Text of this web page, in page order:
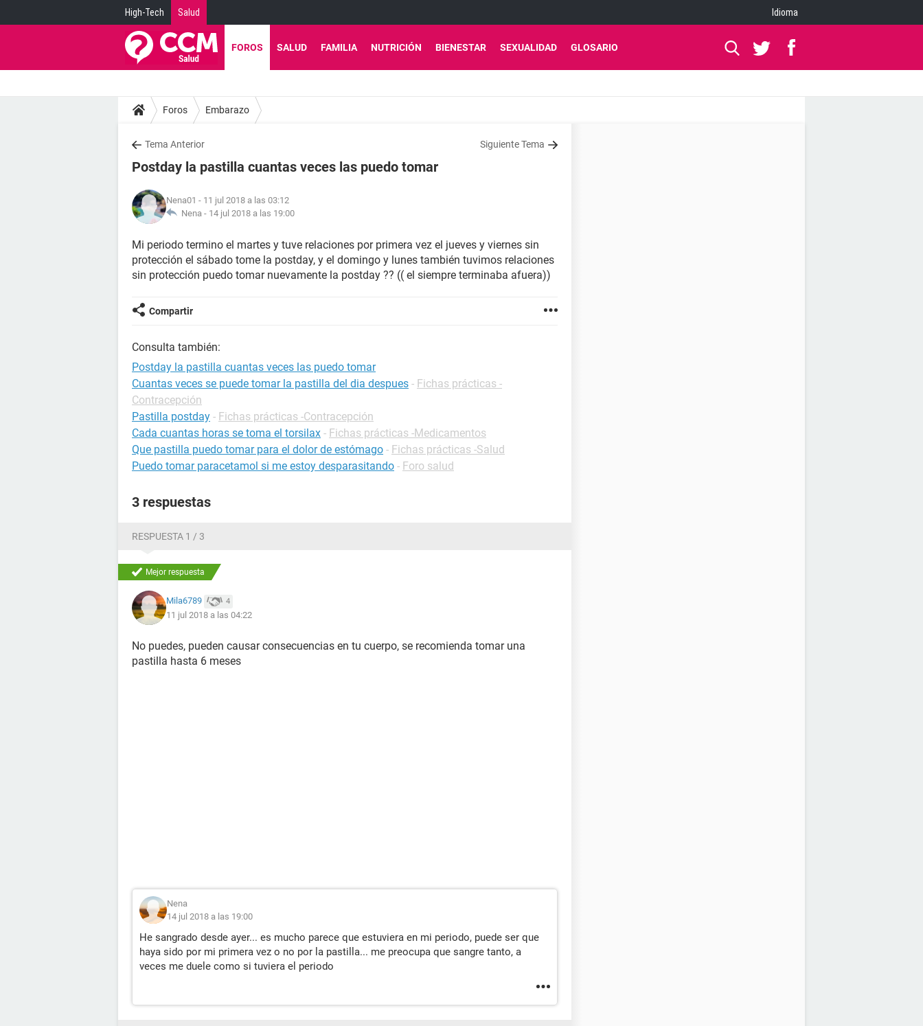
High-Tech Salud Idioma
FOROS SALUD FAMILIA NUTRICIÓN BIENESTAR SEXUALIDAD GLOSARIO
Foros Embarazo
Tema Anterior Siguiente Tema
Postday la pastilla cuantas veces las puedo tomar
Nena01 - 11 jul 2018 a las 03:12
Nena - 14 jul 2018 a las 19:00
Mi periodo termino el martes y tuve relaciones por primera vez el jueves y viernes sin
protección el sábado tome la postday, y el domingo y lunes también tuvimos relaciones
sin protección puedo tomar nuevamente la postday ?? (( el siempre terminaba afuera))
Compartir
Consulta también:
Postday la pastilla cuantas veces las puedo tomar
Cuantas veces se puede tomar la pastilla del dia despues - Fichas prácticas -
Contracepción
Pastilla postday - Fichas prácticas -Contracepción
Cada cuantas horas se toma el torsilax - Fichas prácticas -Medicamentos
Que pastilla puedo tomar para el dolor de estómago - Fichas prácticas -Salud
Puedo tomar paracetamol si me estoy desparasitando - Foro salud
3 respuestas
RESPUESTA 1 / 3
Mejor respuesta
Mila6789 4
11 jul 2018 a las 04:22
No puedes, pueden causar consecuencias en tu cuerpo, se recomienda tomar una
pastilla hasta 6 meses
Nena
14 jul 2018 a las 19:00
He sangrado desde ayer... es mucho parece que estuviera en mi periodo, puede ser que
haya sido por mi primera vez o no por la pastilla... me preocupa que sangre tanto, a
veces me duele como si tuviera el periodo